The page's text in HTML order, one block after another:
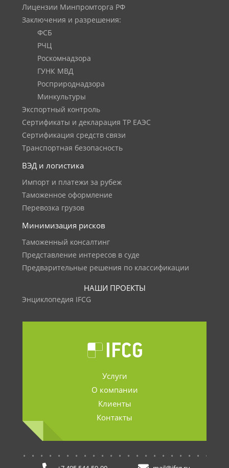
Лицензии Минпромторга РФ
Заключения и разрешения:
ФСБ
РЧЦ
Роскомнадзора
ГУНК МВД
Росприроднадзора
Минкультуры
Экспортный контроль
Сертификаты и декларация ТР ЕАЭС
Сертификация средств связи
Транспортная безопасность
ВЭД и логистика
Импорт и платежи за рубеж
Таможенное оформление
Перевозка грузов
Минимизация рисков
Таможенный консалтинг
Представление интересов в суде
Предварительные решения по классификации
НАШИ ПРОЕКТЫ
Энциклопедия IFCG
Услуги
О компании
Клиенты
Контакты